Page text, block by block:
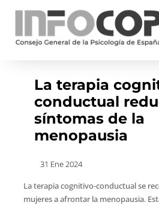
La terapia
conductual
síntomas de la
menopausia
31 Ene 2024
La terapia cognitivo-conductual se
mujeres a afrontar la menopausia.